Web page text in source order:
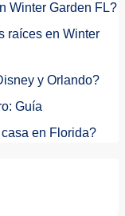
Winter Garden FL?
raíces en Winter
y Orlando?
Guía
en Florida?